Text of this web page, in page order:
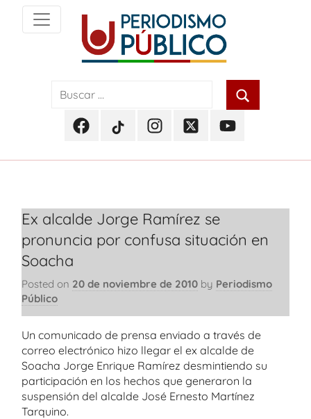
content
Periodismo
PúblicoFacebook
Periodismo
TikTok
Periodismo
InstagramTwitterYoutube
Ex alcalde Jorge Ramírez se
pronuncia por confusa situación en
Soacha
Posted on 20 de noviembre de 2010 by Periodismo
Público
Un comunicado de prensa enviado a través de
correo electrónico hizo llegar el ex alcalde de
Soacha Jorge Enrique Ramírez desmintiendo su
participación en los hechos que generaron la
suspensión del alcalde José Ernesto Martínez
Tarquino.